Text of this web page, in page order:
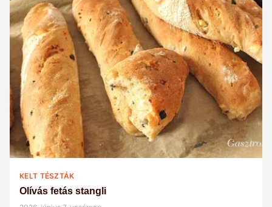
KELT TÉSZTÁK
Olívás fetás stangli